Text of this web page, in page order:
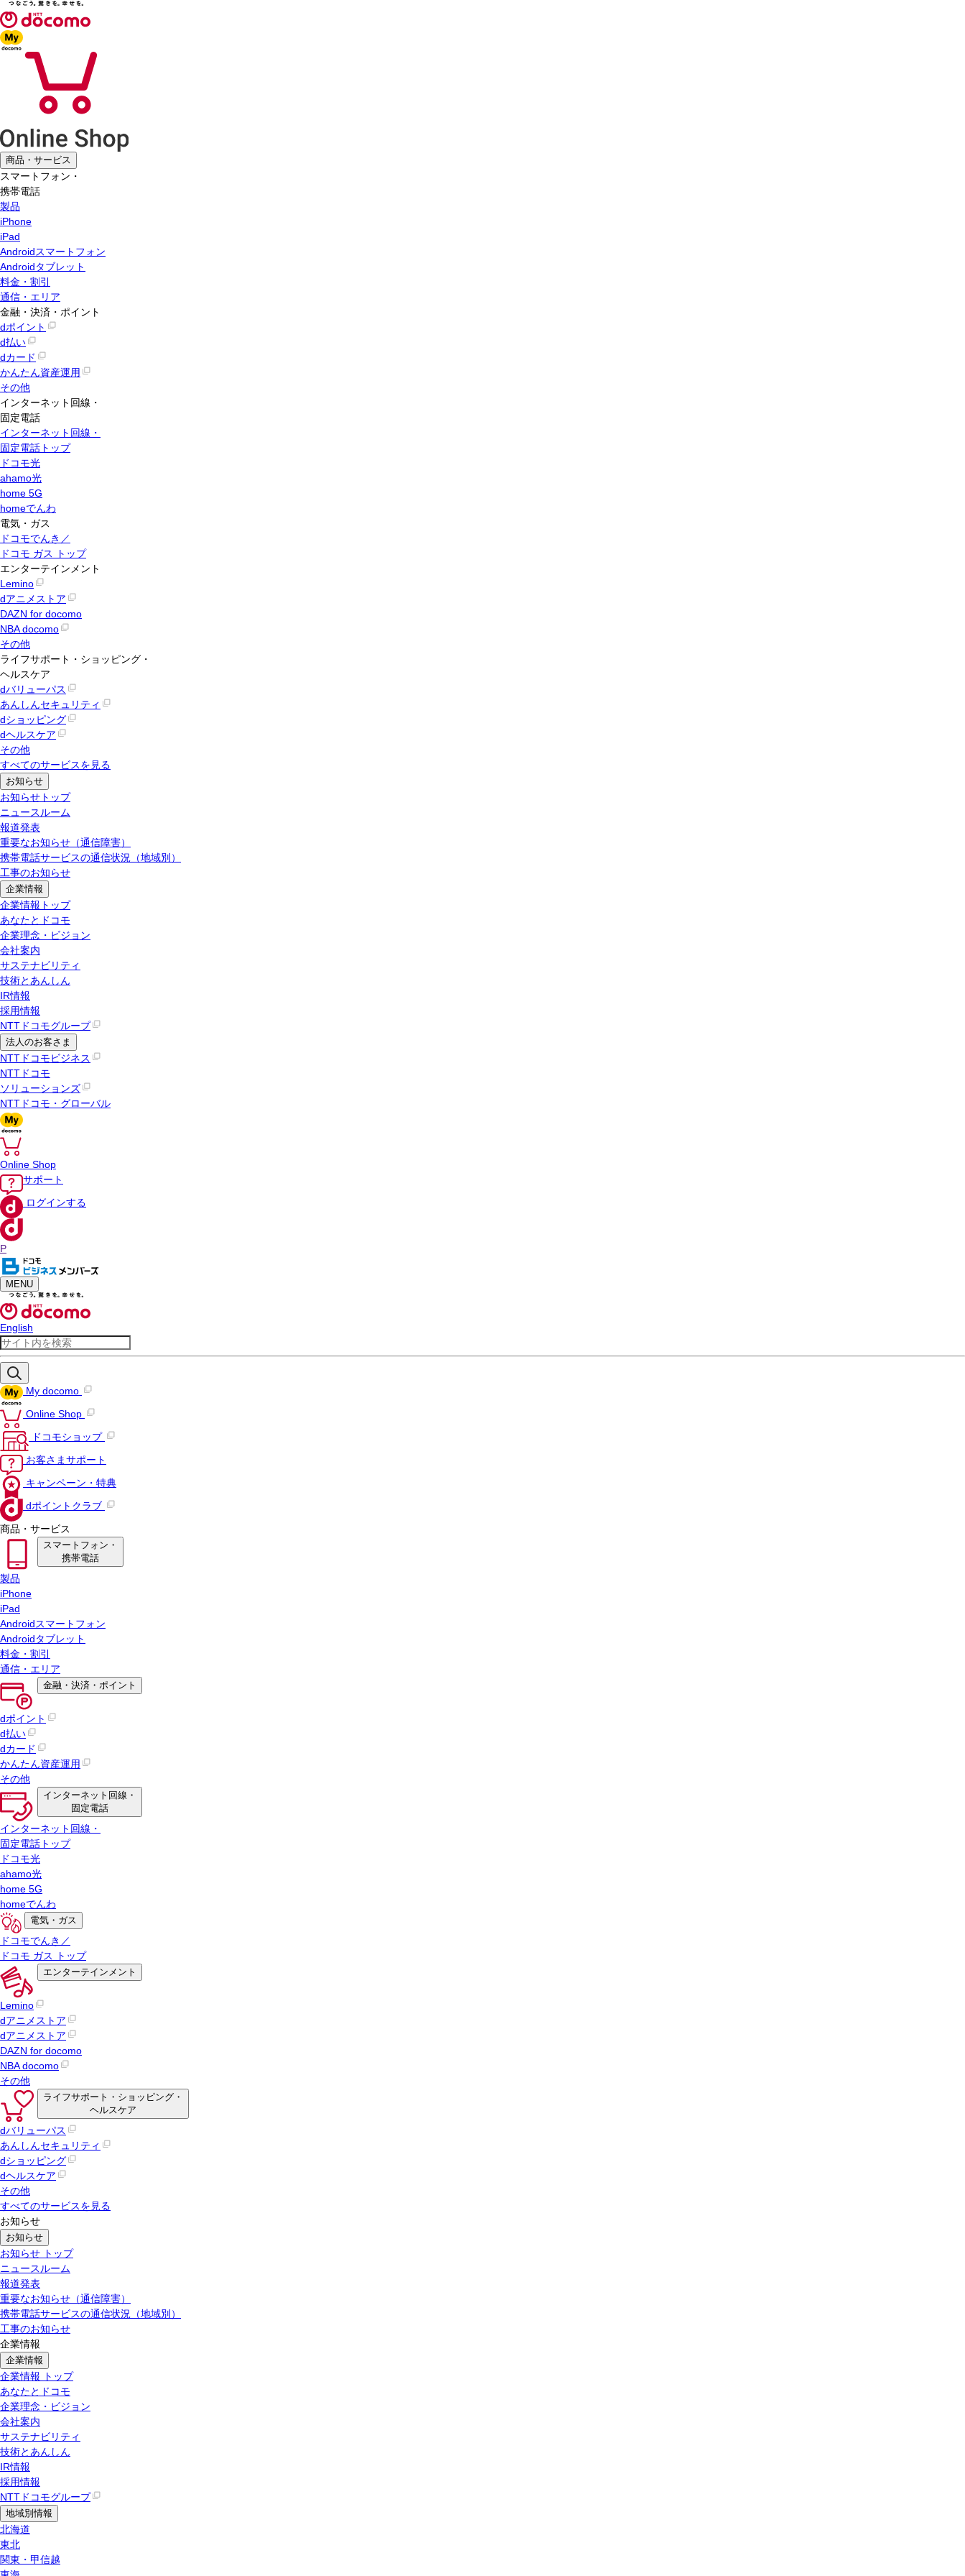
商品・サービス
スマートフォン・
携帯電話
製品
iPhone
iPad
Androidスマートフォン
Androidタブレット
料金・割引
通信・エリア
金融・決済・ポイント
dポイント
d払い
dカード
かんたん資産運用
その他
インターネット回線・
固定電話
インターネット回線・
固定電話トップ
ドコモ光
ahamo光
home 5G
homeでんわ
電気・ガス
ドコモでんき／
ドコモ ガス トップ
エンターテインメント
Lemino
dアニメストア
DAZN for docomo
NBA docomo
その他
ライフサポート・ショッピング・
ヘルスケア
dバリューパス
あんしんセキュリティ
dショッピング
dヘルスケア
その他
すべてのサービスを見る
お知らせ
お知らせトップ
ニュースルーム
報道発表
重要なお知らせ（通信障害）
携帯電話サービスの通信状況（地域別）
工事のお知らせ
企業情報
企業情報トップ
あなたとドコモ
企業理念・ビジョン
会社案内
サステナビリティ
技術とあんしん
IR情報
採用情報
NTTドコモグループ
法人のお客さま
NTTドコモビジネス
NTTドコモ
ソリューションズ
NTTドコモ・グローバル
Online Shop
サポート
ログインする
P
MENU
English
My docomo
Online Shop
ドコモショップ
お客さまサポート
キャンペーン・特典
dポイントクラブ
商品・サービス
スマートフォン・
携帯電話
製品
iPhone
iPad
Androidスマートフォン
Androidタブレット
料金・割引
通信・エリア
金融・決済・ポイント
dポイント
d払い
dカード
かんたん資産運用
その他
インターネット回線・
固定電話
インターネット回線・
固定電話トップ
ドコモ光
ahamo光
home 5G
homeでんわ
電気・ガス
ドコモでんき／
ドコモ ガス トップ
エンターテインメント
Lemino
dアニメストア
dアニメストア
DAZN for docomo
NBA docomo
その他
ライフサポート・ショッピング・
ヘルスケア
dバリューパス
あんしんセキュリティ
dショッピング
dヘルスケア
その他
すべてのサービスを見る
お知らせ
お知らせ
お知らせ トップ
ニュースルーム
報道発表
重要なお知らせ（通信障害）
携帯電話サービスの通信状況（地域別）
工事のお知らせ
企業情報
企業情報
企業情報 トップ
あなたとドコモ
企業理念・ビジョン
会社案内
サステナビリティ
技術とあんしん
IR情報
採用情報
NTTドコモグループ
地域別情報
北海道
東北
関東・甲信越